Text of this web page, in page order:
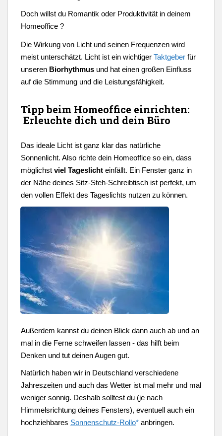
Doch willst du Romantik oder Produktivität in deinem
Homeoffice ?
Die Wirkung von Licht und seinen Frequenzen wird
meist unterschätzt. Licht ist ein wichtiger Taktgeber für
unseren Biorhythmus und hat einen großen Einfluss
auf die Stimmung und die Leistungsfähigkeit.
Tipp beim Homeoffice einrichten:
Erleuchte dich und dein Büro
Das ideale Licht ist ganz klar das natürliche
Sonnenlicht. Also richte dein Homeoffice so ein, dass
möglichst viel Tageslicht einfällt. Ein Fenster ganz in
der Nähe deines Sitz-Steh-Schreibtisch ist perfekt, um
den vollen Effekt des Tageslichts nutzen zu können.
Außerdem kannst du deinen Blick dann auch ab und an
mal in die Ferne schweifen lassen - das hilft beim
Denken und tut deinen Augen gut.
Natürlich haben wir in Deutschland verschiedene
Jahreszeiten und auch das Wetter ist mal mehr und mal
weniger sonnig. Deshalb solltest du (je nach
Himmelsrichtung deines Fensters), eventuell auch ein
hochziehbares Sonnenschutz-Rollo* anbringen.